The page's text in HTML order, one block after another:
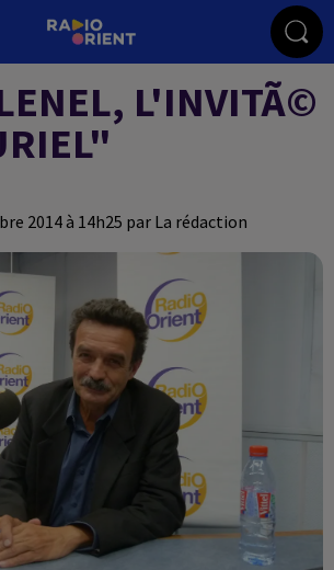
L'INVITÃ©
2014 à 14h25 par La rédaction